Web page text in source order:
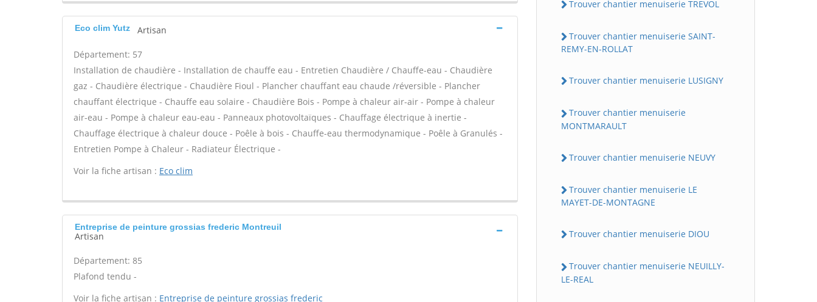
Eco clim Yutz Artisan
Département: 57
Installation de chaudière - Installation de chauffe eau - Entretien Chaudière / Chauffe-eau - Chaudière
gaz - Chaudière électrique - Chaudière Fioul - Plancher chauffant eau chaude /réversible - Plancher
chauffant électrique - Chauffe eau solaire - Chaudière Bois - Pompe à chaleur air-air - Pompe à chaleur
air-eau - Pompe à chaleur eau-eau - Panneaux photovoltaïques - Chauffage électrique à inertie -
Chauffage électrique à chaleur douce - Poêle à bois - Chauffe-eau thermodynamique - Poêle à Granulés -
Entretien Pompe à Chaleur - Radiateur Électrique -
Voir la fiche artisan : Eco clim
Entreprise de peinture grossias frederic Montreuil
Artisan
Département: 85
Plafond tendu -
Voir la fiche artisan : Entreprise de peinture grossias frederic
Trouver chantier menuiserie TREVOL
Trouver chantier menuiserie SAINT-
REMY-EN-ROLLAT
Trouver chantier menuiserie LUSIGNY
Trouver chantier menuiserie
MONTMARAULT
Trouver chantier menuiserie NEUVY
Trouver chantier menuiserie LE
MAYET-DE-MONTAGNE
Trouver chantier menuiserie DIOU
Trouver chantier menuiserie NEUILLY-
LE-REAL